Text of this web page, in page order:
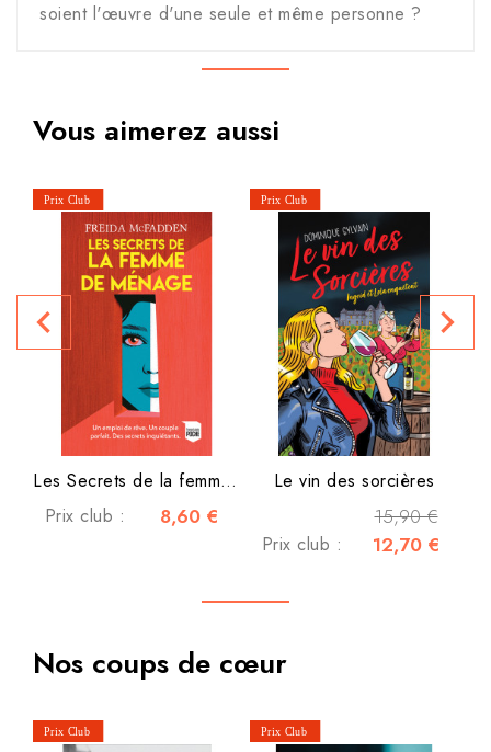
soient l'œuvre d'une seule et même personne ?
Vous aimerez aussi
Les Secrets de la femme de...
Prix club :
8,60 €
Le vin des sorcières
15,90 €
Prix club : 12,70 €
navigate_before navigate_next
Nos coups de cœur